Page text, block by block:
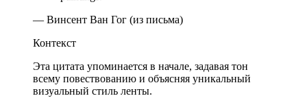
— Винсент Ван Гог (из письма)
Контекст
Эта цитата упоминается в начале, задавая тон
всему повествованию и объясняя уникальный
визуальный стиль ленты.